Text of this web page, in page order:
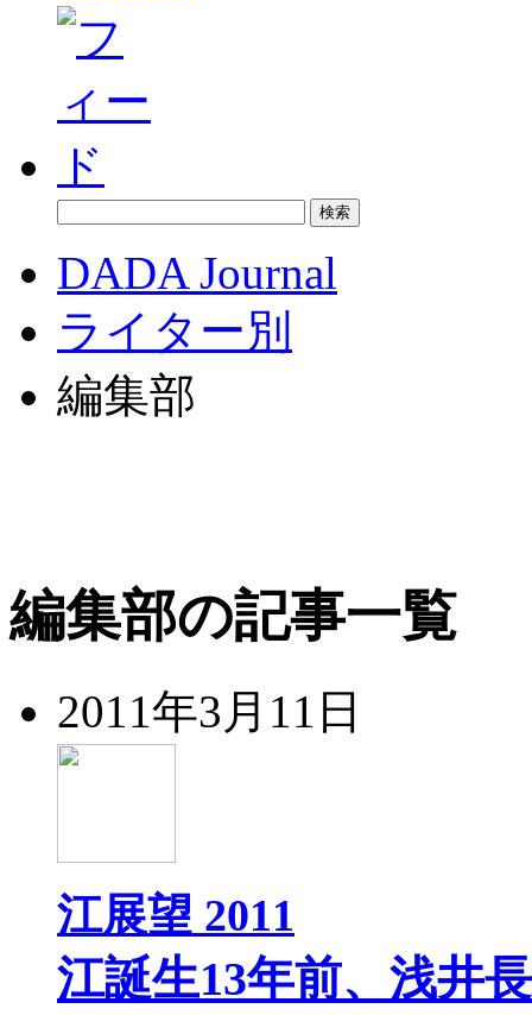
DADA Journal
ライター別
編集部
編集部の記事一覧
2011年3月11日
江展望 2011
江誕生13年前、浅井